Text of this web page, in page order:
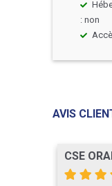
: non
AVIS
CSE